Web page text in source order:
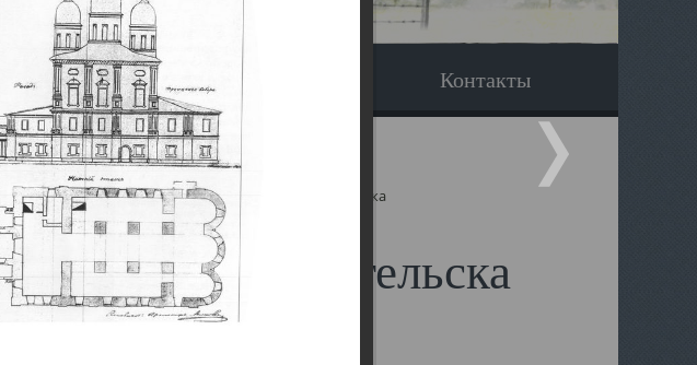
Галерея Контакты
Архангельска Свято-Троицкий собор Архангельска
собор Архангельска